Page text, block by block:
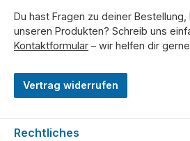
Du hast Fragen zu deiner
unseren Produkten? Schreib uns
Kontaktformular – wir helfen dir
Vertrag widerrufen
Rechtliches